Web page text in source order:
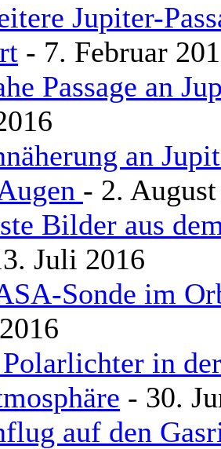
Jupiter-
- 7. Februar
Passage an
an
- 2.
Bilder aus
Juli 2016
Sonde im
in der
- 30.
auf den